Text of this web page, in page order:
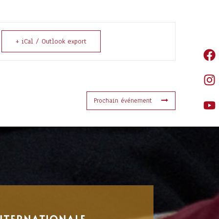
+ iCal / Outlook export
Prochain événement